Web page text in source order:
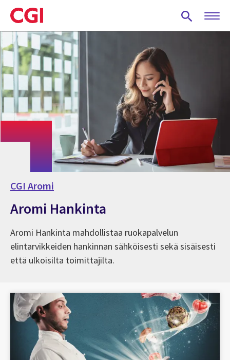
Skip
to
main
content
CGI Aromi
Aromi Hankinta
Aromi Hankinta mahdollistaa ruokapalvelun
elintarvikkeiden hankinnan sähköisesti sekä sisäisesti
että ulkoisilta toimittajilta.